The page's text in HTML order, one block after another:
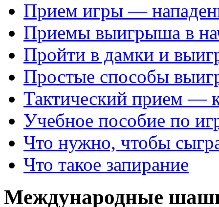
Прием игры —
Приемы выигрыша в
Пройти в дамки и
Простые способы
Тактический прием —
Учебное пособие по
Что нужно, чтобы
Что такое запирание
Международные